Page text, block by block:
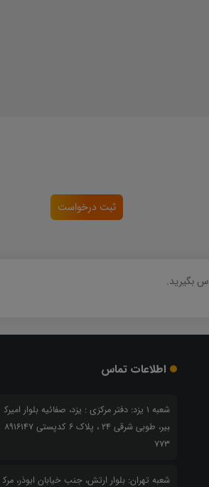
ثبت درخواست
بگیرید.
اطلاعات تماس
شعبه 1 یزد: دفتر مرکزی : یزد، صفائیه بلوار امیرک
بیر، طوبی شرقی 24 ، پلاک 6 کدپستی 8916147
773
شعبه تهران: بلوار ارتش، جنب خیابان ابوذر، مرک